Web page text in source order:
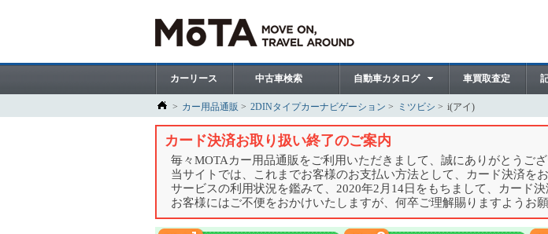
カーリース 中古車検索 自動車カタログ 車買取査定
カー用品通販 2DINタイプカーナビゲーション ミツビシ i(アイ)
カード決済お取り扱い終了のご案内
毎々MOTAカー用品通販をご利用いただきまして、誠にありがとうござ
当サイトでは、これまでお客様のお支払い方法として、カード決済を
サービスの利用状況を鑑みて、2020年2月14日をもちまして、カード
お客様にはご不便をおかけいたしますが、何卒ご理解賜りますようお願